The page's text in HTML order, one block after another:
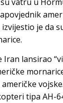
je da
lansirao
tipa AH-